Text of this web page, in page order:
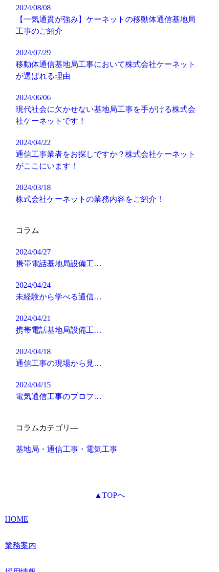
2024/08/08
【一気通貫が強み】ケーネットの移動体通信基地局
工事のご紹介
2024/07/29
移動体通信基地局工事において株式会社ケーネット
が選ばれる理由
2024/06/06
現代社会に欠かせない基地局工事を手がける株式会
社ケーネットです！
2024/04/22
通信工事業者をお探しですか？株式会社ケーネット
がここにいます！
2024/03/18
株式会社ケーネットの業務内容をご紹介！
コラム
2024/04/27
携帯電話基地局設備工…
2024/04/24
未経験から学べる通信…
2024/04/21
携帯電話基地局設備工…
2024/04/18
通信工事の現場から見…
2024/04/15
電気通信工事のプロフ…
コラムカテゴリ―
基地局・通信工事・電気工事
▲TOPへ
HOME
業務案内